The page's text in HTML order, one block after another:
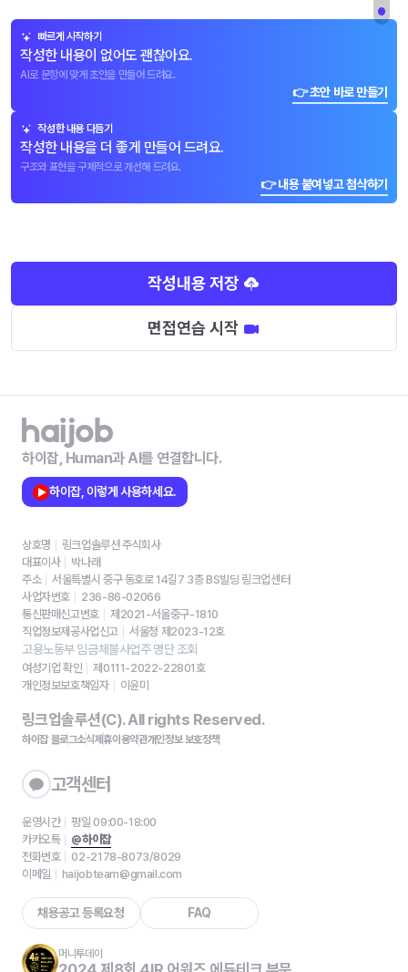
빠르게 시작하기
작성한 내용이 없어도 괜찮아요.
AI로 문항에 맞게 초안을 만들어 드려요.
👉 초안 바로 만들기
작성한 내용 다듬기
작성한 내용을 더 좋게 만들어 드려요.
구조와 표현을 구체적으로 개선해 드려요.
👉 내용 붙여넣고 첨삭하기
작성내용 저장
면접연습 시작
하이잡, Human과 AI를 연결합니다.
하이잡, 이렇게 사용하세요.
상호명
링크업솔루션 주식회사
대표이사
박나래
주소
서울특별시 중구 동호로 14길7 3층 BS빌딩 링크업센터
사업자번호
236-86-02066
통신판매신고번호
제2021-서울중구-1810
직업정보제공사업신고
서울청 제2023-12호
고용노동부 임금체불사업주 명단 조회
여성기업 확인
제0111-2022-22801호
개인정보보호책임자
이윤미
링크업솔루션(C). All rights Reserved.
하이잡 블로그소식제휴이용약관개인정보 보호정책
고객센터
운영시간
평일 09:00-18:00
카카오톡
@하이잡
전화번호
02-2178-8073/8029
이메일
haijobteam@gmail.com
채용공고 등록요청 FAQ
머니투데이